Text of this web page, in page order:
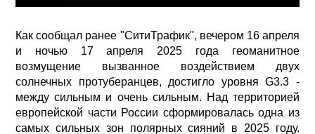
Как сообщал ранее "СитиТрафик", вечером 16 апреля
и ночью 17 апреля 2025 года геоманитное
возмущение вызванное воздействием двух
солнечных протуберанцев, достигло уровня G3.3 -
между сильным и очень сильным. Над территорией
европейской части России сформировалась одна из
самых сильных зон полярных сияний в 2025 году.